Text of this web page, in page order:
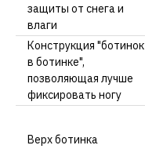
защиты от снега и
влаги
Конструкция "ботинок
в ботинке",
позволяющая лучше
фиксировать ногу
Верх ботинка